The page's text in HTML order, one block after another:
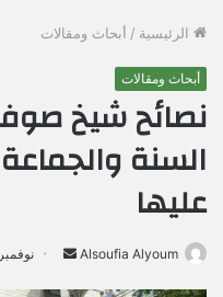
الرئيسية / أبحاث ومقالات
أبحاث ومقالات
نصائح شيخ
السنة
عليها
Alsoufia Alyoum نوفمبر 10, 2024